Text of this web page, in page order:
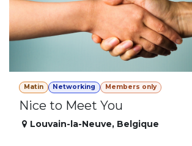
Matin Networking Members only
Nice to Meet You
Louvain-la-Neuve, Belgique